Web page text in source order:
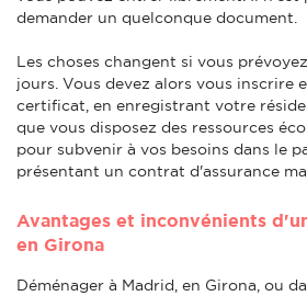
demander un quelconque document.
Les choses changent si vous
jours. Vous devez alors vous inscrire
certificat, en enregistrant votre
que vous disposez des ressources
pour subvenir à vos besoins dans le
présentant un contrat d'assurance
Avantages et inconvénients
en Girona
Déménager à Madrid, en Girona, ou